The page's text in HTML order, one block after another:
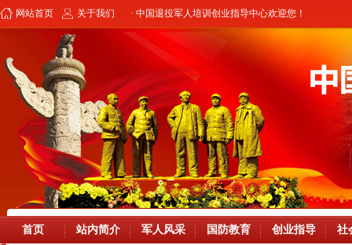
网站首页 关于我们 · 中国退役军人培训创业指导中心欢迎您！
首页 站内简介 军人风采 国防教育 创业指导 社